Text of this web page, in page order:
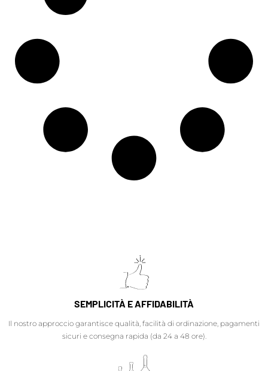
SEMPLICITÀ E AFFIDABILITÀ
Il nostro approccio garantisce qualità, facilità di ordinazione, pagamenti
sicuri e consegna rapida (da 24 a 48 ore).